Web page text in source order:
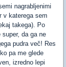
nagrabljenimi
v katerega sem
takega). Po
da ga ne
pudra več! Res
pa me glede
izredno lepi